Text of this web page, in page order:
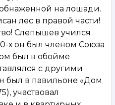
на лошади.
лес в правой части!
Слепышев учился
х он был членом Союза
был в обойме
с другими
был в павильоне «Дом
участвовал